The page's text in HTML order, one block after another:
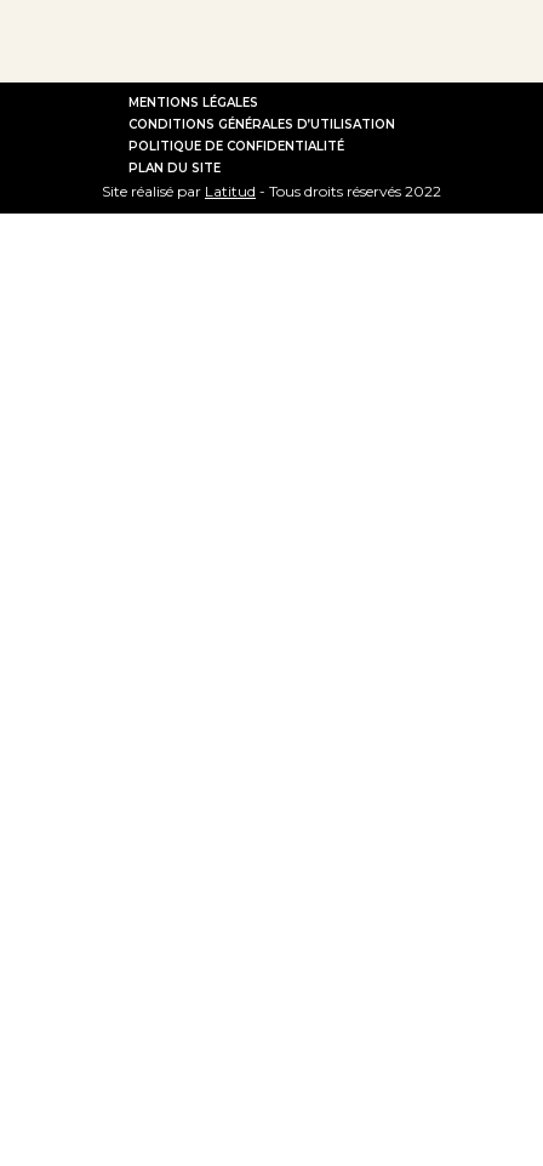
MENTIONS LÉGALES
CONDITIONS GÉNÉRALES D’UTILISATION
POLITIQUE DE CONFIDENTIALITÉ
PLAN DU SITE
Site réalisé par Latitud - Tous droits réservés 2022